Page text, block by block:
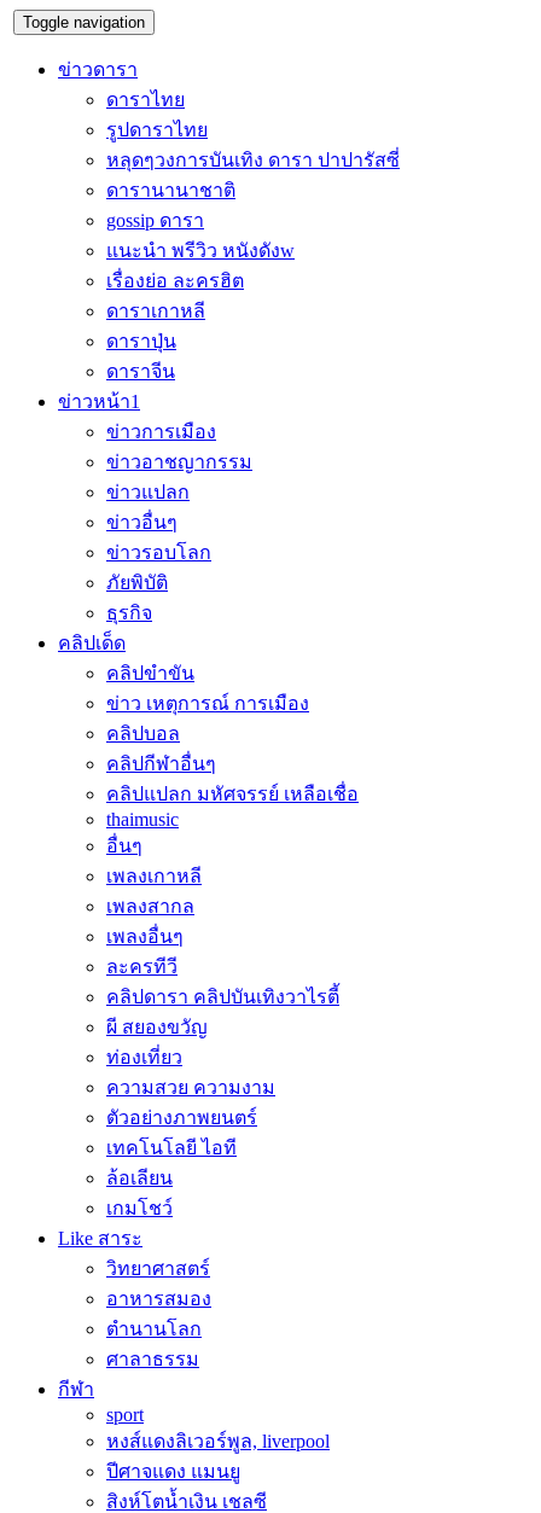
Toggle navigation
ข่าวดารา
ดาราไทย
รูปดาราไทย
หลุดๆวงการบันเทิง ดารา ปาปารัสซี่
ดารานานาชาติ
gossip ดารา
แนะนำ พรีวิว หนังดังw
เรื่องย่อ ละครฮิต
ดาราเกาหลี
ดาราปุ่น
ดาราจีน
ข่าวหน้า1
ข่าวการเมือง
ข่าวอาชญากรรม
ข่าวแปลก
ข่าวอื่นๆ
ข่าวรอบโลก
ภัยพิบัติ
ธุรกิจ
คลิปเด็ด
คลิปขำขัน
ข่าว เหตุการณ์ การเมือง
คลิปบอล
คลิปกีฬาอื่นๆ
คลิปแปลก มหัศจรรย์ เหลือเชื่อ
thaimusic
อื่นๆ
เพลงเกาหลี
เพลงสากล
เพลงอื่นๆ
ละครทีวี
คลิปดารา คลิปบันเทิงวาไรตี้
ผี สยองขวัญ
ท่องเที่ยว
ความสวย ความงาม
ตัวอย่างภาพยนตร์
เทคโนโลยี ไอที
ล้อเลียน
เกมโชว์
Like สาระ
วิทยาศาสตร์
อาหารสมอง
ตำนานโลก
ศาลาธรรม
กีฬา
sport
หงส์แดงลิเวอร์พูล, liverpool
ปีศาจแดง แมนยู
สิงห์โตน้ำเงิน เชลซี